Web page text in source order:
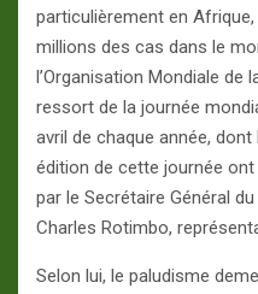
particulièrement en
millions des cas dans le
l’Organisation Mondiale de
ressort de la journée
avril de chaque année,
édition de cette journée ont
par le Secrétaire Général
Charles Rotimbo,
Selon lui, le paludisme